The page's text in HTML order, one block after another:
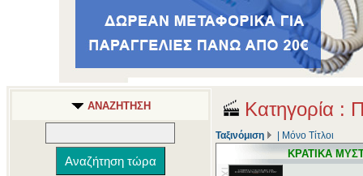
ΑΝΑΖΗΤΗΣΗ Κατηγορία :
Ταξινόμιση Μόνο Τίτλοι
ΚΡΑΤΙΚΑ